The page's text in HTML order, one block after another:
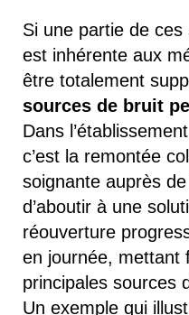
Si une partie de
est inhérente aux
être totalement
sources de bruit
Dans
c’est la remontée
soignante auprès
d’aboutir à une
réouverture
en journée, mettant
principales sources
Un exemple qui